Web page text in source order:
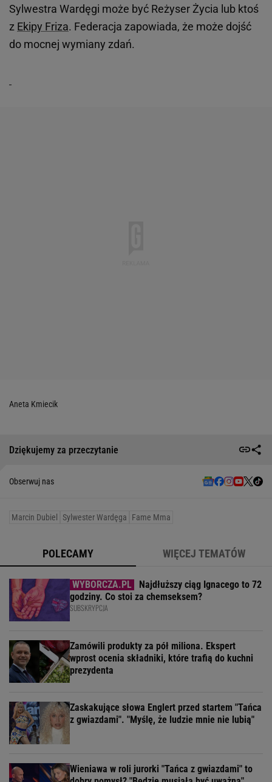
Sylwestra Wardęgi może być Reżyser Życia lub ktoś
z Ekipy Friza. Federacja zapowiada, że może dojść
do mocnej wymiany zdań.
Aneta Kmiecik
Dziękujemy za przeczytanie
Obserwuj nas
Marcin Dubiel Sylwester Wardęga Fame Mma
POLECAMY WIĘCEJ TEMATÓW
Najdłuższy ciąg Ignacego to 72
godziny. Co stoi za chemseksem?
SUBSKRYPCJA
Zamówili produkty za pół miliona. Ekspert
wprost ocenia składniki, które trafią do kuchni
prezydenta
Zaskakujące słowa Englert przed startem "Tańca
z gwiazdami". "Myślę, że ludzie mnie nie lubią"
Wieniawa w roli jurorki "Tańca z gwiazdami" to